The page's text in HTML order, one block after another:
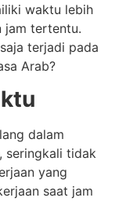
waktu lebih
jam tertentu.
terjadi pada
Arab?
dalam
seringkali tidak
yang
saat jam